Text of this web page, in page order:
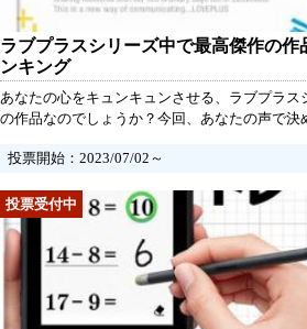
ラブプラスシリーズ中で最高傑作の作
ンキング
あなたの心をキュンキュンさせる、ラブプラ
の作品なのでしょうか？今回、あなたの声で決
点で結果を発表します。あなたの一票が、最高
好きだった作品に投票しましょう！そして、な
か、投票理由をコメント欄に残すこともできま
を共有し、他のファンと交流するチャンスです
投票開始：2023/07/02～